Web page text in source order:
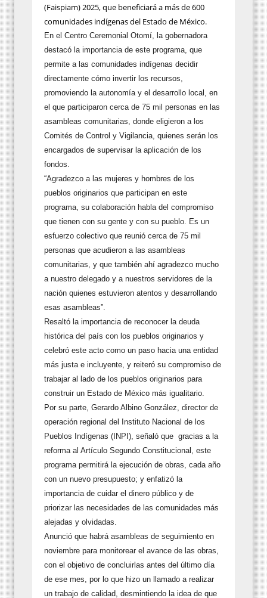
(Faispiam) 2025, que beneficiará a más de 600
comunidades indígenas del Estado de México.
En el Centro Ceremonial Otomí, la gobernadora
destacó la importancia de este programa, que
permite a las comunidades indígenas decidir
directamente cómo invertir los recursos,
promoviendo la autonomía y el desarrollo local, en
el que participaron cerca de 75 mil personas en las
asambleas comunitarias, donde eligieron a los
Comités de Control y Vigilancia, quienes serán los
encargados de supervisar la aplicación de los
fondos.
“Agradezco a las mujeres y hombres de los
pueblos originarios que participan en este
programa, su colaboración habla del compromiso
que tienen con su gente y con su pueblo. Es un
esfuerzo colectivo que reunió cerca de 75 mil
personas que acudieron a las asambleas
comunitarias, y que también ahí agradezco mucho
a nuestro delegado y a nuestros servidores de la
nación quienes estuvieron atentos y desarrollando
esas asambleas”.
Resaltó la importancia de reconocer la deuda
histórica del país con los pueblos originarios y
celebró este acto como un paso hacia una entidad
más justa e incluyente, y reiteró su compromiso de
trabajar al lado de los pueblos originarios para
construir un Estado de México más igualitario.
Por su parte, Gerardo Albino González, director de
operación regional del Instituto Nacional de los
Pueblos Indígenas (INPI), señaló que gracias a la
reforma al Artículo Segundo Constitucional, este
programa permitirá la ejecución de obras, cada año
con un nuevo presupuesto; y enfatizó la
importancia de cuidar el dinero público y de
priorizar las necesidades de las comunidades más
alejadas y olvidadas.
Anunció que habrá asambleas de seguimiento en
noviembre para monitorear el avance de las obras,
con el objetivo de concluirlas antes del último día
de ese mes, por lo que hizo un llamado a realizar
un trabajo de calidad, desmintiendo la idea de que